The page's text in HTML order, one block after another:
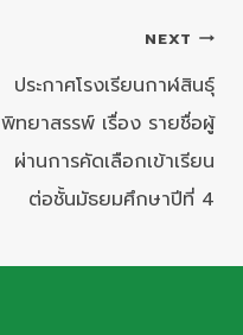
NEXT
ประกาศโรงเรียนกาฬสินธุ์
พิทยาสรรพ์ เรื่อง รายชื่อผู้
ผ่านการคัดเลือกเข้าเรียน
ต่อชั้นมัธยมศึกษาปีที่ 4